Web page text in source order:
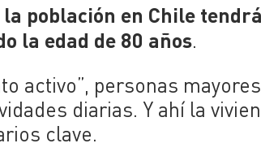
la población en Chile
la edad de 80 años.
activo”, personas
diarias. Y ahí la
clave.